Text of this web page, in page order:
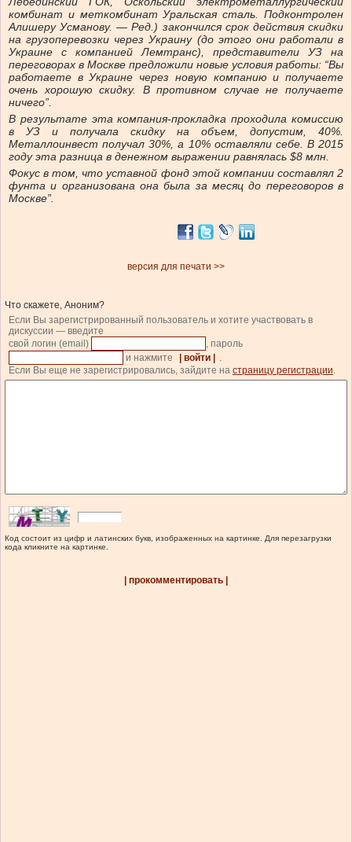
комбинат и меткомбинат Уральская сталь. Подконтролен
Алишеру Усманову. — Ред.) закончился срок действия скидки
на грузоперевозки через Украину (до этого они работали в
Украине с компанией Лемтранс), представители УЗ на
переговорах в Москве предложили новые условия работы: “Вы
работаете в Украине через новую компанию и получаете
очень хорошую скидку. В противном случае не получаете
ничего”.
В результате эта компания-прокладка проходила комиссию
в УЗ и получала скидку на объем, допустим, 40%.
Металлоинвест получал 30%, а 10% оставляли себе. В 2015
году эта разница в денежном выражении равнялась $8 млн.
Фокус в том, что уставной фонд этой компании составлял 2
фунта и организована она была за месяц до переговоров в
Москве”.
версия для печати >>
Что скажете, Аноним?
Если Вы зарегистрированный пользователь и хотите участвовать в
дискуссии — введите
свой логин (email)
, пароль
и нажмите
| войти |
.
Если Вы еще не зарегистрировались, зайдите на страницу регистрации.
Код состоит из цифр и латинских букв, изображенных на картинке. Для перезагрузки
кода кликните на картинке.
| прокомментировать |